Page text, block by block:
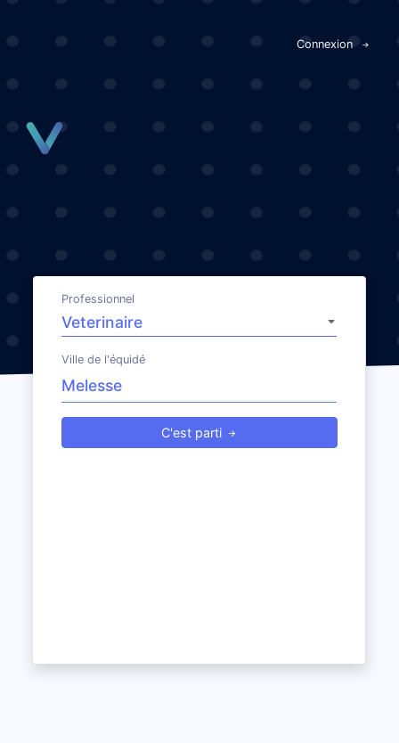
Connexion
Professionnel
Ville de l'équidé
C'est parti